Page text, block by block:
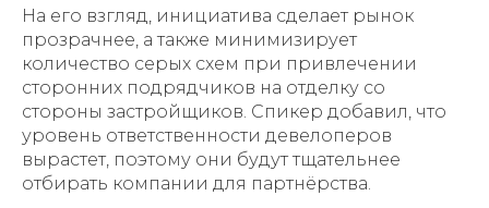
На его взгляд, инициатива сделает рынок
прозрачнее, а также минимизирует
количество серых схем при привлечении
сторонних подрядчиков на отделку со
стороны застройщиков. Спикер добавил, что
уровень ответственности девелоперов
вырастет, поэтому они будут тщательнее
отбирать компании для партнёрства.